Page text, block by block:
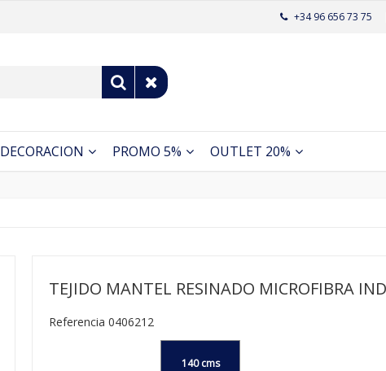
+34 96 656 73 75
DECORACION PROMO 5% OUTLET 20%
TEJIDO MANTEL RESINADO MICROFIBRA
Referencia 0406212
140 cms